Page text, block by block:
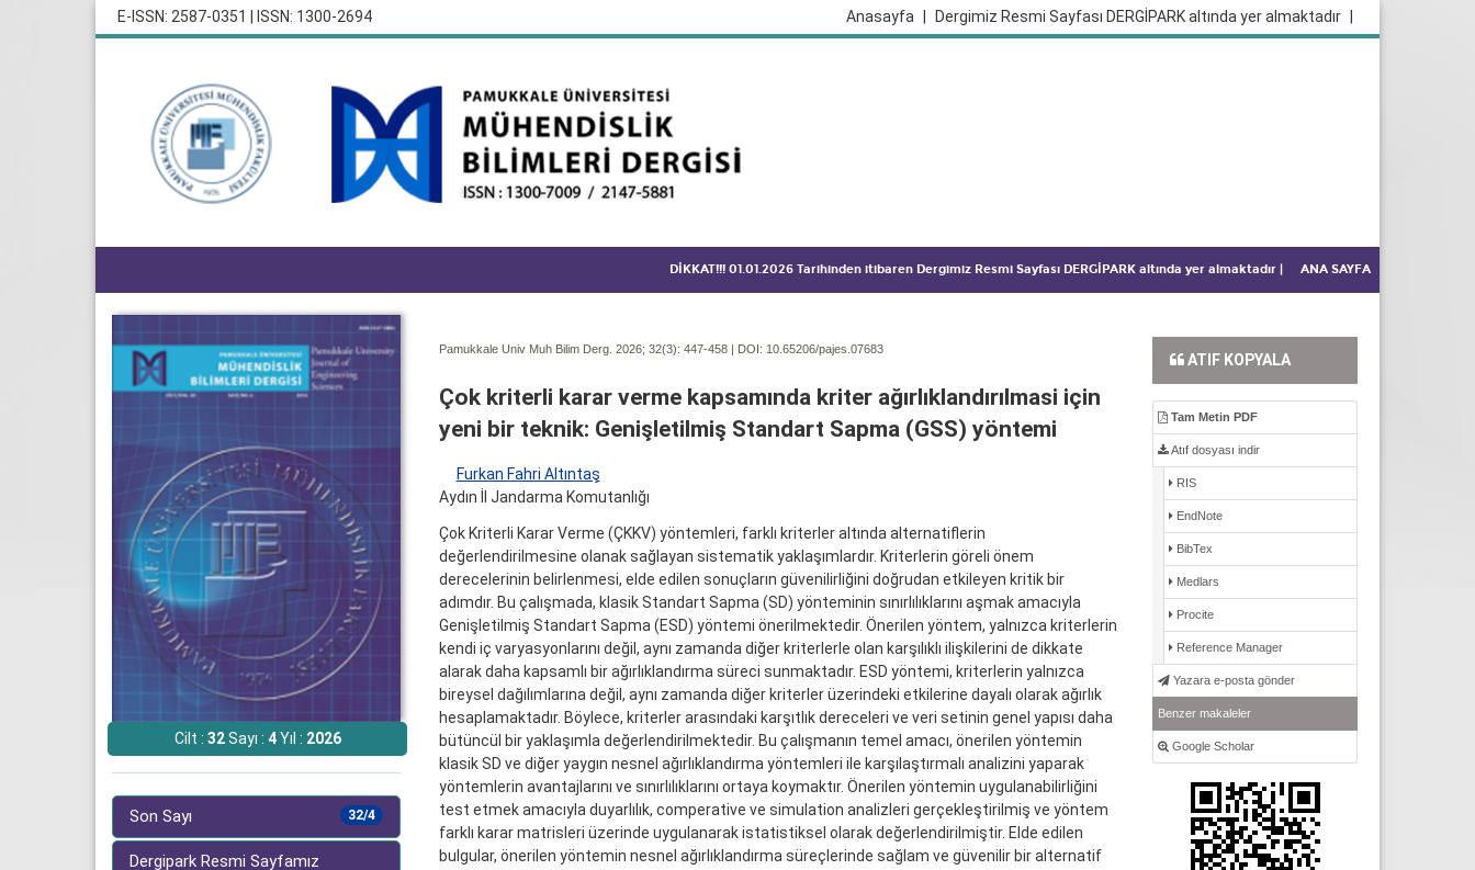
E-ISSN: 2587-0351 | ISSN: 1300-2694 Dergimiz Resmi Sayfası DERGİPARK altında yer almaktadır
Anasayfa
DİKKAT!!! 01.01.2026 Tarihinden itibaren Dergimiz Resmi Sayfası DERGİPARK altında yer almaktadır ANA SAYFA
Cilt : 32Sayı : 4Yıl : 2026
32/4
Son Sayı
Dergipark Resmi Sayfamız
Pamukkale Univ Muh Bilim Derg. 2026; 32(3): 447-458 | DOI: 10.65206/pajes.07683
Çok kriterli karar verme kapsamında kriter ağırlıklandırılmasi için
yeni bir teknik: Genişletilmiş Standart Sapma (GSS) yöntemi
Furkan Fahri Altıntaş
Aydın İl Jandarma Komutanlığı
Çok Kriterli Karar Verme (ÇKKV) yöntemleri, farklı kriterler altında alternatiflerin
değerlendirilmesine olanak sağlayan sistematik yaklaşımlardır. Kriterlerin göreli önem
derecelerinin belirlenmesi, elde edilen sonuçların güvenilirliğini doğrudan etkileyen kritik bir
adımdır. Bu çalışmada, klasik Standart Sapma (SD) yönteminin sınırlılıklarını aşmak amacıyla
Genişletilmiş Standart Sapma (ESD) yöntemi önerilmektedir. Önerilen yöntem, yalnızca kriterlerin
kendi iç varyasyonlarını değil, aynı zamanda diğer kriterlerle olan karşılıklı ilişkilerini de dikkate
alarak daha kapsamlı bir ağırlıklandırma süreci sunmaktadır. ESD yöntemi, kriterlerin yalnızca
bireysel dağılımlarına değil, aynı zamanda diğer kriterler üzerindeki etkilerine dayalı olarak ağırlık
hesaplamaktadır. Böylece, kriterler arasındaki karşıtlık dereceleri ve veri setinin genel yapısı daha
bütüncül bir yaklaşımla değerlendirilmektedir. Bu çalışmanın temel amacı, önerilen yöntemin
klasik SD ve diğer yaygın nesnel ağırlıklandırma yöntemleri ile karşılaştırmalı analizini yaparak
yöntemlerin avantajlarını ve sınırlılıklarını ortaya koymaktır. Önerilen yöntemin uygulanabilirliğini
test etmek amacıyla duyarlılık, comperative ve simulation analizleri gerçekleştirilmiş ve yöntem
farklı karar matrisleri üzerinde uygulanarak istatistiksel olarak değerlendirilmiştir. Elde edilen
bulgular, önerilen yöntemin nesnel ağırlıklandırma süreçlerinde sağlam ve güvenilir bir alternatif
ATIF KOPYALA
Tam Metin PDF
Atıf dosyası indir
RIS
EndNote
BibTex
Medlars
Procite
Reference Manager
Yazara e-posta gönder
Benzer makaleler
Google Scholar